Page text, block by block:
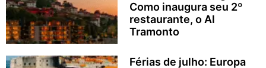
Como inaugura seu 2º
restaurante, o Al
Tramonto
Férias de julho: Europa